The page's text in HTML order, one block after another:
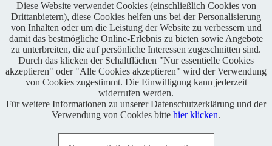
Enduro One Series Partner
Copyright © 2021 BABOONS GmbH. Alle Rechte vorbehalten.
Keine Haftung und kein Anspruch auf Vollständigkeit sowie
Richtigkeit von Inhalten, Berichten und Kommentaren.
Diese Website verwendet Cookies (einschließlich Cookies von
Drittanbietern), diese Cookies helfen uns bei der Personalisierung
von Inhalten oder um die Leistung der Website zu verbessern und
damit das bestmögliche Online-Erlebnis zu bieten sowie Angebote
zu unterbreiten, die auf persönliche Interessen zugeschnitten sind.
Durch das klicken der Schaltflächen "Nur essentielle Cookies
akzeptieren" oder "Alle Cookies akzeptieren" wird der Verwendung
von Cookies zugestimmt. Die Einwilligung kann jederzeit
widerrufen werden.
Für weitere Informationen zu unserer Datenschutzerklärung und der
Verwendung von Cookies bitte hier klicken.